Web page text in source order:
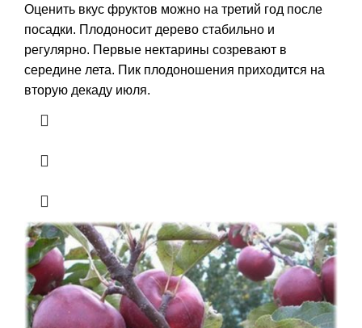
Оценить вкус фруктов можно на третий год после
посадки. Плодоносит дерево стабильно и
регулярно. Первые нектарины созревают в
середине лета. Пик плодоношения приходится на
вторую декаду июля.